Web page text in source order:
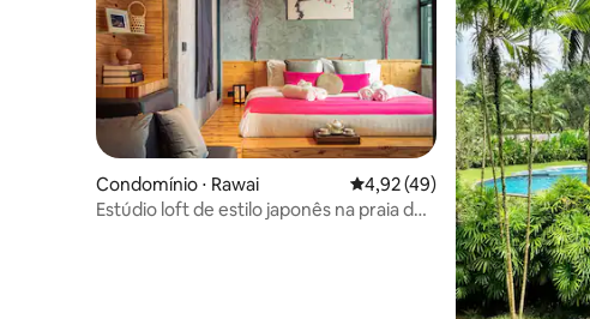
Condomínio ⋅ Rawai 4,92 de uma avaliação
4,92 (49)
Estúdio loft de estilo japonês na praia de